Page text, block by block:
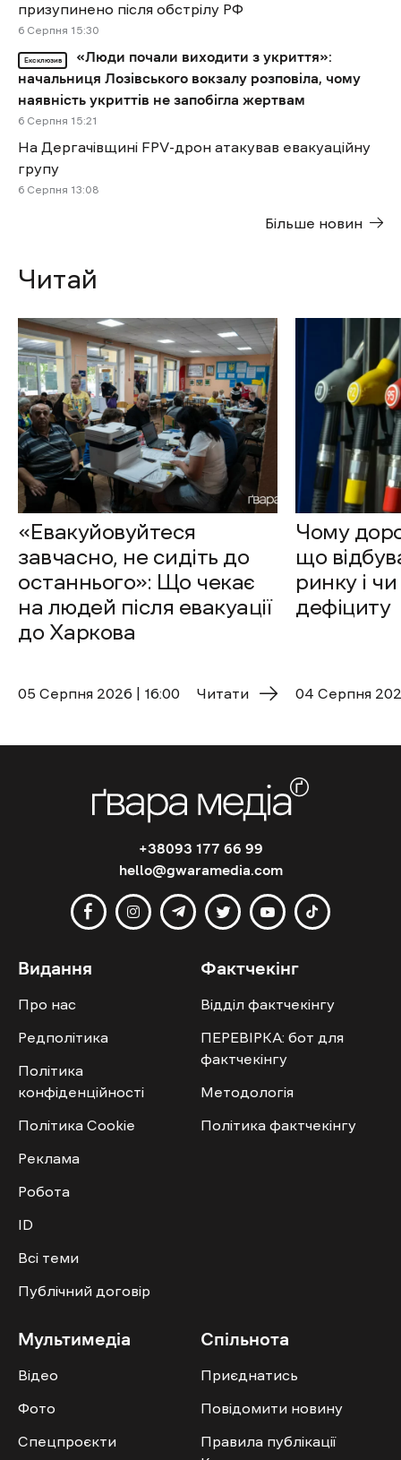
призупинено після обстрілу РФ
6 Cерпня 15:30
Ексклюзив
«Люди почали виходити з укриття»:
начальниця Лозівського вокзалу розповіла, чому
наявність укриттів не запобігла жертвам
6 Cерпня 15:21
На Дергачівщині FPV-дрон атакував евакуаційну
групу
6 Cерпня 13:08
Більше новин
Читай
«Евакуйовуйтеся
завчасно, не сидіть до
останнього»: Що чекає
на людей після евакуації
до Харкова
05 Cерпня 2026 | 16:00 Читати
Чому
що
ринку і
дефіциту
04 Cерпня
+38093 177 66 99
hello@gwaramedia.com
Видання
Про нас
Редполітика
Політика
конфіденційності
Політика Cookie
Реклама
Робота
ID
Всі теми
Публічний договір
Фактчекінг
Відділ фактчекінгу
ПЕРЕВІРКА: бот для
фактчекінгу
Методологія
Політика фактчекінгу
Мультимедіа
Відео
Фото
Спецпроєкти
Спільнота
Приєднатись
Повідомити новину
Правила публікації